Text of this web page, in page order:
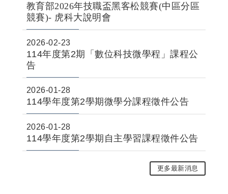
教育部2026年技職盃黑客松競賽(中區分區
競賽)- 虎科大說明會
2026-02-23
114年度第2期「數位科技微學程」課程公
告
2026-01-28
114學年度第2學期微學分課程徵件公告
2026-01-28
114學年度第2學期自主學習課程徵件公告
更多最新消息